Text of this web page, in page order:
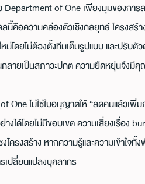
Department of One เพียงมุมของกา
นี้คือความคล่องตัวเชิงกลยุทธ์ โครงสร้
ม่โดยไม่ต้องตั้งทีมเต็มรูปแบบ และปรับตั
ลายเป็นสภาวะปกติ ความยืดหยุ่นจึงมี
One ไม่ใช่ใบอนุญาตให้ “ลดคนแล้วเพิ่
งได้โดยไม่มีขอบเขต ความเสี่ยงเรื่อง
โครงสร้าง หากความรู้และความเข้าใ
รเปลี่ยนแปลงบุคลากร